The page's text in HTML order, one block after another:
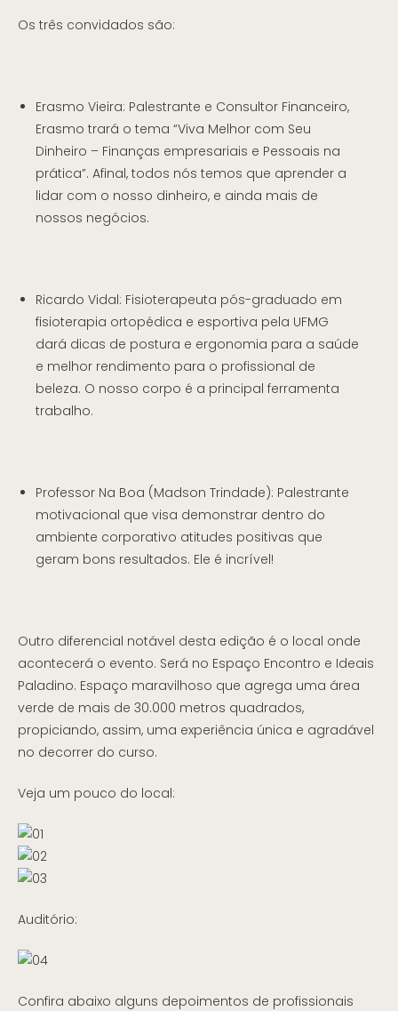
Os três convidados são:
Erasmo Vieira: Palestrante e Consultor Financeiro,
Erasmo trará o tema “Viva Melhor com Seu
Dinheiro – Finanças empresariais e Pessoais na
prática”. Afinal, todos nós temos que aprender a
lidar com o nosso dinheiro, e ainda mais de
nossos negócios.
Ricardo Vidal: Fisioterapeuta pós-graduado em
fisioterapia ortopédica e esportiva pela UFMG
dará dicas de postura e ergonomia para a saúde
e melhor rendimento para o profissional de
beleza. O nosso corpo é a principal ferramenta
trabalho.
Professor Na Boa (Madson Trindade): Palestrante
motivacional que visa demonstrar dentro do
ambiente corporativo atitudes positivas que
geram bons resultados. Ele é incrível!
Outro diferencial notável desta edição é o local onde
acontecerá o evento. Será no Espaço Encontro e Ideais
Paladino. Espaço maravilhoso que agrega uma área
verde de mais de 30.000 metros quadrados,
propiciando, assim, uma experiência única e agradável
no decorrer do curso.
Veja um pouco do local:
Auditório:
Confira abaixo alguns depoimentos de profissionais